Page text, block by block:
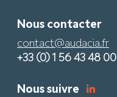
Nous contacter
contact@audacia.fr
+33 (0) 1 56 43 48 00
Nous suivre